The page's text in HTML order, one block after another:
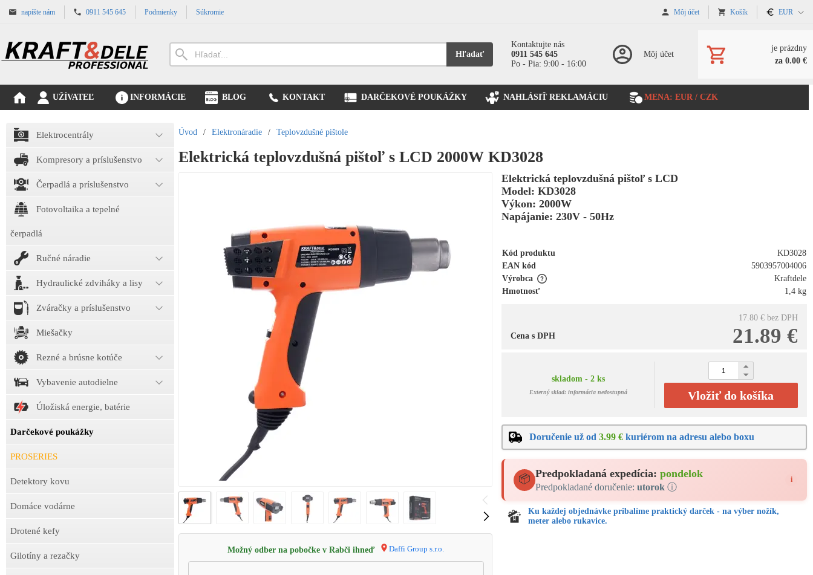
napíšte nám 0911 545 645 Podmienky Súkromie Môj účet Košík EUR
Hľadať
Kontaktujte nás
0911 545 645
Po - Pia: 9:00 - 16:00
Môj účet
je prázdny
za 0.00 €
UŽÍVATEĽ INFORMÁCIE BLOG KONTAKT DARČEKOVÉ POUKÁŽKY NAHLÁSIŤ REKLAMÁCIU MENA: EUR / CZK
Elektrocentrály
Kompresory a príslušenstvo
Čerpadlá a príslušenstvo
Fotovoltaika a tepelné
čerpadlá
Ručné náradie
Hydraulické zdviháky a lisy
Zváračky a príslušenstvo
Miešačky
Rezné a brúsne kotúče
Vybavenie autodielne
Úložiská energie, batérie
Darčekové poukážky
PROSERIES
Detektory kovu
Domáce vodárne
Drotené kefy
Gilotíny a rezačky
Úvod / Elektronáradie / Teplovzdušné pištole
Elektrická teplovzdušná pištoľ s LCD 2000W KD3028
Možný odber na pobočke v Rabči ihneď Daffi Group s.r.o.
Elektrická teplovzdušná pištoľ s LCD
Model: KD3028
Výkon: 2000W
Napájanie: 230V - 50Hz
Kód produktu
KD3028
EAN kód
5903957004006
Výrobca
Kraftdele
Hmotnosť
1,4 kg
17.80 € bez DPH
21.89 €
Cena s DPH
skladom - 2 ks
Externý sklad: informácia nedostupná Vložiť do košíka
Doručenie už od3.99 € kuriérom na adresu alebo boxu
📦 Predpokladaná expedícia:pondelok
Predpokladané doručenie:utorok ⓘ
i
Ku každej objednávke pribalíme praktický darček - na výber nožík,
meter alebo rukavice.